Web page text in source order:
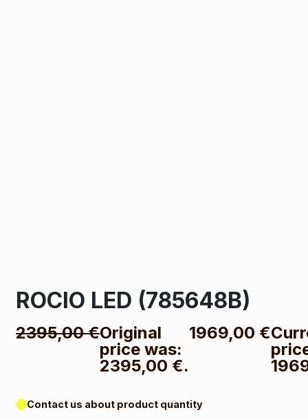
ROCIO LED (785648B)
2395,00€Original
price was:
2395,00 €.
1969,00 €
Contact us about product quantity